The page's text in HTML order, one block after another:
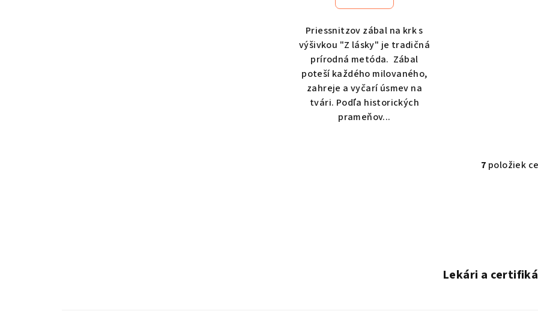
z
5
hviezdičiek.
Priessnitzov zábal na krk s
výšivkou "Z lásky" je tradičná
prírodná metóda. Zábal
poteší každého milovaného,
zahreje a vyčarí úsmev na
tvári. Podľa historických
prameňov...
O
c
7 položiek
Lekári a